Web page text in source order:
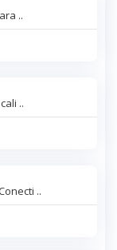
..
..
..